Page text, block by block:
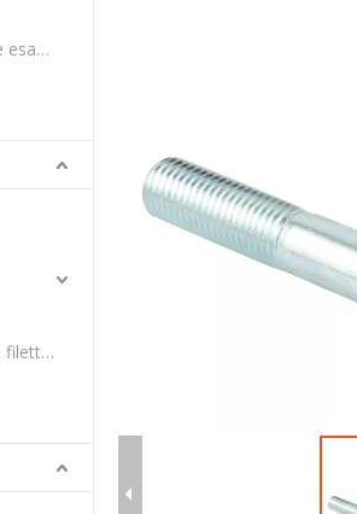
Ancoraggio ad espansione esagonale pesante
Bullone di saldatura senza filettatura